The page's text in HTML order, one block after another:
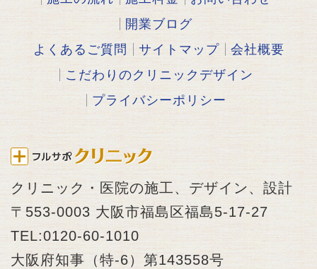
開業ブログ
よくあるご質問
サイトマップ
会社概要
こだわりのクリニックデザイン
プライバシーポリシー
クリニック・医院の施工、デザイン、設計
〒553-0003 大阪市福島区福島5-17-27
TEL:0120-60-1010
大阪府知事（特-6）第143558号